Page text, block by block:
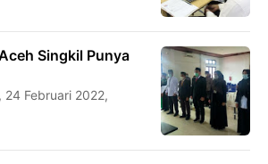
Singkil Punya
24 Februari 2022,